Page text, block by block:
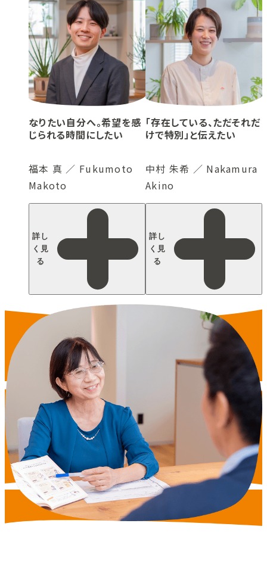
なりたい自分へ。希望を感
じられる時間にしたい
福本 真 ／ Fukumoto
Makoto
詳し
く見
る
「存在している、ただそれだ
けで特別」と伝えたい
中村 朱希 ／ Nakamura
Akino
詳し
く見
る